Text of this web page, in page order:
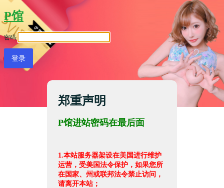
P馆
密码
郑重声明
P馆进站密码在最后面
1.本站服务器架设在美国进行维护
运营，受美国法令保护，如果您所
在国家、州或联邦法令禁止访问，
请离开本站；